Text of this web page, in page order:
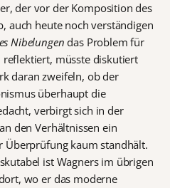
der vor der Komposition des
auch heute noch verständigen
Nibelungendas Problem für
reflektiert, müsste diskutiert
daran zweifeln, ob der
überhaupt die
verbirgt sich in der
den Verhältnissen ein
Überprüfung kaum standhält.
ist Wagners im übrigen
wo er das moderne